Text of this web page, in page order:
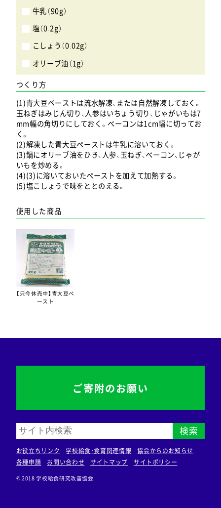
牛乳（90g）
塩（0.2g）
こしょう（0.02g）
オリーブ油（1g）
つくり方
(1)青大豆ペーストは流水解凍、または自然解凍しておく。
玉ねぎはみじん切り、人参はいちょう切り、じゃがいもは7
mm幅の角切りにしておく。ベーコンは1cm幅に切ってお
く。
(2)解凍した青大豆ペーストは牛乳に溶いておく。
(3)鍋にオリーブ油をひき、人参、玉ねぎ、ベーコン、じゃが
いもを炒める。
(4)(3)に溶いておいたペーストを加えて加熱する。
(5)塩こしょうで味をととのえる。
使用した商品
【只今休売中】青大豆ペ
ースト
検索
お役立ちリンク 学校給食・食育関連情報
協会からのお知らせ
各種申請
お問い合わせ サイトマップ サイトポリシー
© 2018 学校給食研究改善協会
ご寄附のお願い